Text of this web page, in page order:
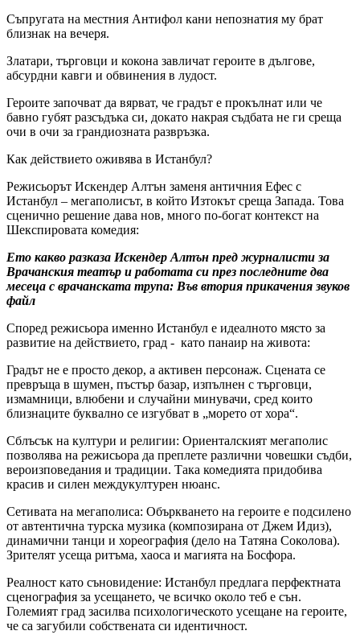
Съпругата на местния Антифол кани непознатия му брат
близнак на вечеря.
Златари, търговци и кокона завличат героите в дългове,
абсурдни кавги и обвинения в лудост.
Героите започват да вярват, че градът е прокълнат или че
бавно губят разсъдъка си, докато накрая съдбата не ги среща
очи в очи за грандиозната развръзка.
Как действието оживява в Истанбул?
Режисьорът Искендер Алтън заменя античния Ефес с
Истанбул – мегаполисът, в който Изтокът среща Запада. Това
сценично решение дава нов, много по-богат контекст на
Шекспировата комедия:
Ето какво разказа Искендер Алтън пред журналисти за
Врачанския театър и работата си през последните два
месеца с врачанската трупа: Във втория прикачения звуков
файл
Според режисьора именно Истанбул е идеалното място за
развитие на действието, град - като панаир на живота:
Градът не е просто декор, а активен персонаж. Сцената се
превръща в шумен, пъстър базар, изпълнен с търговци,
измамници, влюбени и случайни минувачи, сред които
близнаците буквално се изгубват в „морето от хора“.
Сблъсък на култури и религии: Ориенталският мегаполис
позволява на режисьора да преплете различни човешки съдби,
вероизповедания и традиции. Така комедията придобива
красив и силен междукултурен нюанс.
Сетивата на мегаполиса: Объркването на героите е подсилено
от автентична турска музика (композирана от Джем Идиз),
динамични танци и хореография (дело на Татяна Соколова).
Зрителят усеща ритъма, хаоса и магията на Босфора.
Реалност като съновидение: Истанбул предлага перфектната
сценография за усещането, че всичко около теб е сън.
Големият град засилва психологическото усещане на героите,
че са загубили собствената си идентичност.